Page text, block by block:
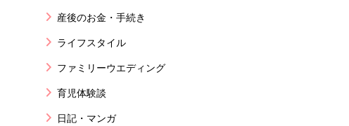
産後のお金・手続き
ライフスタイル
ファミリーウエディング
育児体験談
日記・マンガ